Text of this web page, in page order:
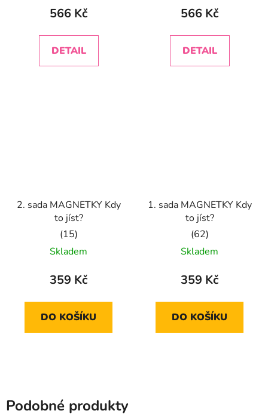
produktu
5,0
z
566 Kč
DETAIL
566 Kč
DETAIL
2. sada MAGNETKY Kdy
to jíst?
Průměrné
hodnocení
produktu
5,0
z
Skladem
359 Kč
DO KOŠÍKU
1. sada MAGNETKY Kdy
to jíst?
Průměrné
hodnocení
produktu
5,0
z
Skladem
359 Kč
DO KOŠÍKU
Podobné produkty